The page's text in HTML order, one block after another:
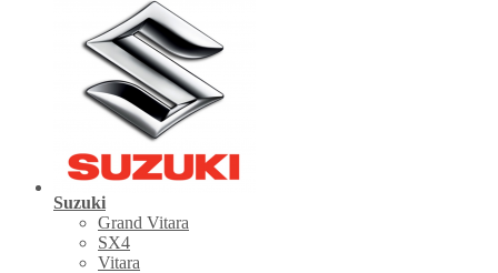
Suzuki
Grand Vitara
SX4
Vitara